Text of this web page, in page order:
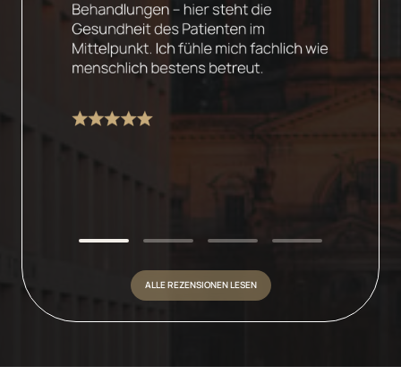
ALLE REZENSIONEN LESEN